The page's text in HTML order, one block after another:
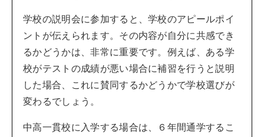
学校の説明会に参加すると、学校のアピールポイ
ントが伝えられます。その内容が自分に共感でき
るかどうかは、非常に重要です。例えば、ある学
校がテストの成績が悪い場合に補習を行うと説明
した場合、これに賛同するかどうかで学校選びが
変わるでしょう。
中高一貫校に入学する場合は、６年間通学するこ